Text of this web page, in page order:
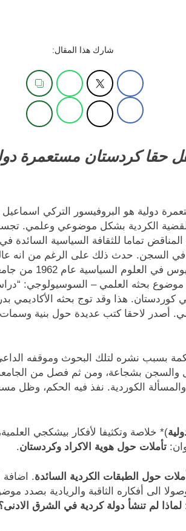
شارك هذا المقال:
حقاكردستان مستعمرة
الكردية بشكل موضوعي وعلمي.
تماما للثقافة السياسية السائدة
السجن. حدث ذلك على الرغم من انه
بارزة. نال بشيكجي
عام 1967. كان موضوع بحثه العلمي –
كوردستان. هذا وقد توج بحثه الأكاديمي
أصدر لاحقا كتب عديدة حول بنية
وقدم للمحكمة بسبب نشره لتلك البحوث وموقفه
والسجن بشجاعة، ومن ثم فصل من
الكوردية. نفذ فيه الحكم، وظل
)* خلاصة وتكثيفا لأفكار بيشكجي
تأملات حول هوية الاكراد وكردستان.
حول الطبقات الكردية السائدة. اضافة
وصولا الى أفكاره الثاقبة والريادية
لماذا لم تنشأ دولة كردية في الشرق